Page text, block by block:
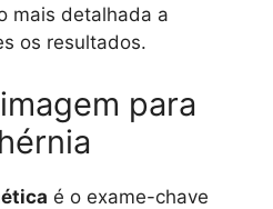
mais detalhada a
os resultados.
para
é o exame-chave